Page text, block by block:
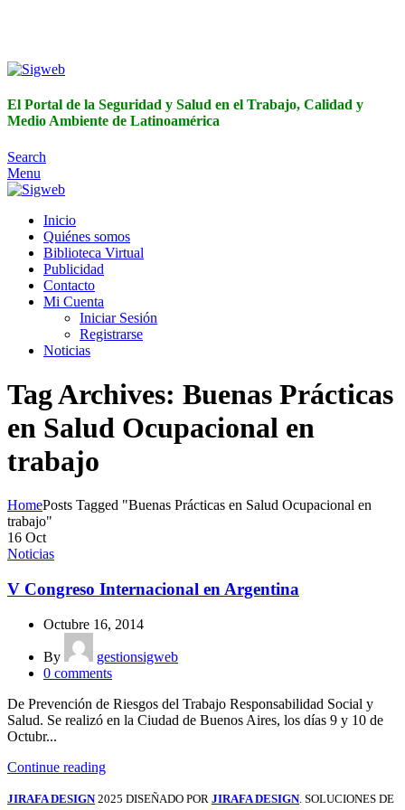
El Portal de la Seguridad y Salud en el Trabajo, Calidad y
Medio Ambiente de Latinoamérica
Search
Menu
Inicio
Quiénes somos
Biblioteca Virtual
Publicidad
Contacto
Mi Cuenta
Iniciar Sesión
Registrarse
Noticias
Tag Archives: Buenas Prácticas
en Salud Ocupacional en
trabajo
HomePosts Tagged "Buenas Prácticas en Salud Ocupacional en
trabajo"
16 Oct
Noticias
V Congreso Internacional en Argentina
Octubre 16, 2014
By
gestionsigweb
0 comments
De Prevención de Riesgos del Trabajo Responsabilidad Social y
Salud. Se realizó en la Ciudad de Buenos Aires, los días 9 y 10 de
Octubr...
Continue reading
JIRAFA DESIGN 2025 DISEÑADO POR JIRAFA DESIGN. SOLUCIONES DE